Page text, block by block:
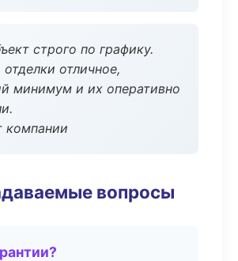
строго по графику.
отличное,
минимум и их оперативно
компании
вопросы